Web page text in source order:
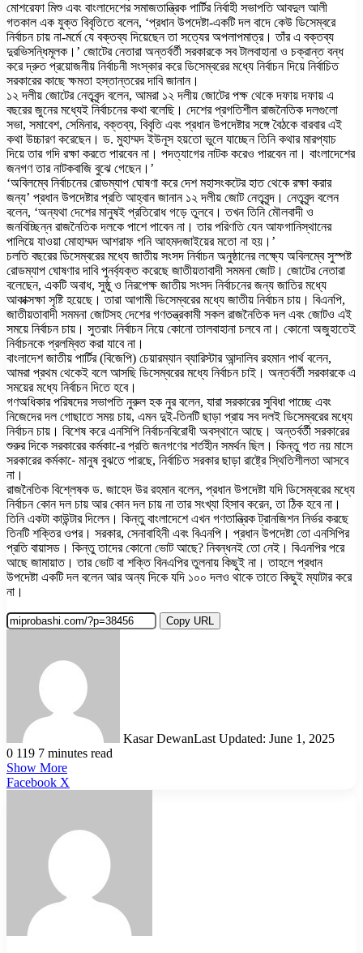
মোশরেফা মিশু এবং বাংলাদেশের সমাজতান্ত্রিক পার্টির নির্বাহী সভাপতি আবদুল আলী
গতকাল এক যুক্ত বিবৃতিতে বলেন, ‘প্রধান উপদেষ্টা-একটি দল বাদে কেউ ডিসেম্বরে
নির্বাচন চায় না-মর্মে যে বক্তব্য দিয়েছেন তা সত্যের অপলাপমাত্র। তাঁর এ বক্তব্য
দুরভিসন্ধিমূলক।’ জোটের নেতারা অন্তর্বর্তী সরকারকে সব টালবাহানা ও চক্রান্ত বন্ধ
করে দ্রুত প্রয়োজনীয় নির্বাচনী সংস্কার করে ডিসেম্বরের মধ্যে নির্বাচন দিয়ে নির্বাচিত
সরকারের কাছে ক্ষমতা হস্তান্তরের দাবি জানান।
১২ দলীয় জোটের নেতৃবৃন্দ বলেন, আমরা ১২ দলীয় জোটের পক্ষ থেকে দফায় দফায় এ
বছরের জুনের মধ্যেই নির্বাচনের কথা বলেছি। দেশের প্রগতিশীল রাজনৈতিক দলগুলো
সভা, সমাবেশ, সেমিনার, বক্তব্য, বিবৃতি এবং প্রধান উপদেষ্টার সঙ্গে বৈঠকে বারবার এই
কথা উচ্চারণ করেছেন। ড. মুহাম্মদ ইউনূস হয়তো ভুলে যাচ্ছেন তিনি কথার মারপ্যাচ
দিয়ে তার গদি রক্ষা করতে পারবেন না। পদত্যাগের নাটক করেও পারবেন না। বাংলাদেশের
জনগণ তার নাটকবাজি বুঝে গেছেন।’
‘অবিলম্বে নির্বাচনের রোডম্যাপ ঘোষণা করে দেশ মহাসংকটের হাত থেকে রক্ষা করার
জন্য’ প্রধান উপদেষ্টার প্রতি আহ্বান জানান ১২ দলীয় জোট নেতৃবৃন্দ। নেতৃবৃন্দ বলেন
বলেন, ‘অন্যথা দেশের মানুষই প্রতিরোধ গড়ে তুলবে। তখন তিনি মৌলবাদী ও
জনবিচ্ছিন্ন রাজনৈতিক দলকে পাশে পাবেন না। তার পরিণতি যেন আফগানিস্থানের
পালিয়ে যাওয়া মোহাম্মদ আশরাফ গনি আহমদজাইয়ের মতো না হয়।’
চলতি বছরের ডিসেম্বরের মধ্যে জাতীয় সংসদ নির্বাচন অনুষ্ঠানের লক্ষ্যে অবিলম্বে সুস্পষ্ট
রোডম্যাপ ঘোষণার দাবি পুনর্ব্যক্ত করেছে জাতীয়তাবাদী সমমনা জোট। জোটের নেতারা
বলেছেন, একটি অবাধ, সুষ্ঠু ও নিরপেক্ষ জাতীয় সংসদ নির্বাচনের জন্য জাতির মধ্যে
আকাক্সক্ষা সৃষ্টি হয়েছে। তারা আগামী ডিসেম্বরের মধ্যে জাতীয় নির্বাচন চায়। বিএনপি,
জাতীয়তাবাদী সমমনা জোটসহ দেশের গণতন্ত্রকামী সকল রাজনৈতিক দল এবং জোটও এই
সময়ে নির্বাচন চায়। সুতরাং নির্বাচন নিয়ে কোনো তালবাহানা চলবে না। কোনো অজুহাতেই
নির্বাচনকে প্রলম্বিত করা যাবে না।
বাংলাদেশ জাতীয় পার্টির (বিজেপি) চেয়ারম্যান ব্যারিস্টার আন্দালিব রহমান পার্থ বলেন,
আমরা প্রথম থেকেই বলে আসছি ডিসেম্বরের মধ্যে নির্বাচন চাই। অন্তর্বর্তী সরকারকে এ
সময়ের মধ্যে নির্বাচন দিতে হবে।
গণঅধিকার পরিষদের সভাপতি নুরুল হক নুর বলেন, যারা সরকারের সুবিধা পাচ্ছে এবং
নিজেদের দল গোছাতে সময় চায়, এমন দুই-তিনটি ছাড়া প্রায় সব দলই ডিসেম্বরের মধ্যে
নির্বাচন চায়। বিশেষ করে এনসিপি নির্বাচনবিরোধী অবস্থানে আছে। অন্তর্বর্তী সরকারের
শুরুর দিকে সরকারের কর্মকা-ের প্রতি জনগণের শর্তহীন সমর্থন ছিল। কিন্তু গত নয় মাসে
সরকারের কর্মকা-ে মানুষ বুঝতে পারছে, নির্বাচিত সরকার ছাড়া রাষ্ট্রে স্থিতিশীলতা আসবে
না।
রাজনৈতিক বিশ্লেষক ড. জাহেদ উর রহমান বলেন, প্রধান উপদেষ্টা যদি ডিসেম্বরের মধ্যে
নির্বাচন কোন দল চায় আর কোন দল চায় না তার সংখ্যা হিসাব করেন, তা ঠিক হবে না।
তিনি একটা কাউন্টার দিলেন। কিন্তু বাংলাদেশে এখন গণতান্ত্রিক ট্রানজিশন নির্ভর করছে
তিনটি শক্তির ওপর। সরকার, সেনাবাহিনী এবং বিএনপি। প্রধান উপদেষ্টা তো এনসিপির
প্রতি বায়াসড। কিন্তু তাদের কোনো ভোট আছে? নিবন্ধনই তো নেই। বিএনপির পরে
আছে জামায়াত। তার ভোট বা শক্তি বিনএপির তুলনায় কিছুই না। তাহলে প্রধান
উপদেষ্টা একটি দল বলেন আর অন্য দিকে যদি ১০০ দলও থাকে তাতে কিছুই ম্যাটার করে
না।
Copy URL
Kasar DewanLast Updated: June 1, 2025
0 119 7 minutes read
Show More
Facebook X